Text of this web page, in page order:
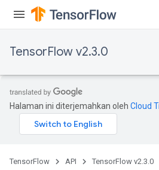
TensorFlow v2.3.0
Halaman ini diterjemahkan oleh Cloud
TensorFlow API TensorFlow v2.3.0